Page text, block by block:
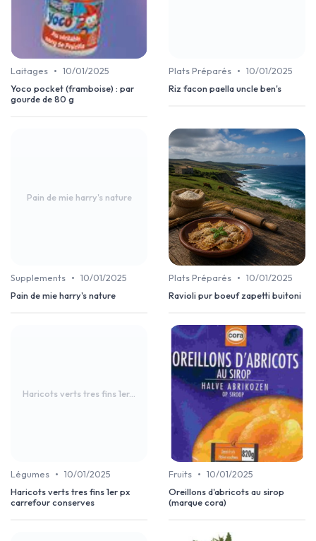
Laitages • 10/01/2025
Yoco pocket (framboise) : par
gourde de 80 g
Plats Préparés • 10/01/2025
Riz facon paella uncle ben's
Pain de mie harry's nature
Supplements • 10/01/2025
Pain de mie harry's nature
Plats Préparés • 10/01/2025
Ravioli pur boeuf zapetti buitoni
Haricots verts tres fins 1er...
Légumes • 10/01/2025
Haricots verts tres fins 1er px
carrefour conserves
Fruits • 10/01/2025
Oreillons d'abricots au sirop
(marque cora)